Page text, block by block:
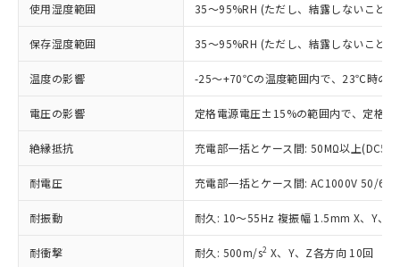
使用湿度範囲 35～95%RH (ただし、結露しないこと)
保存湿度範囲 35～95%RH (ただし、結露しないこと)
温度の影響 -25～+70℃の温度範囲内で、23℃時の
電圧の影響 定格電源電圧±15%の範囲内で、定格
絶縁抵抗 充電部一括とケース間: 50MΩ以上
耐電圧 充電部一括とケース間: AC1000V 50/
耐振動 耐久: 10～55Hz 複振幅 1.5mm X、Y、Z
耐衝撃 耐久: 500m/s2 X、Y、Z各方向 10回
以下の条件をお読みいただき、同意のうえ
ご利用ください。
本サービスは、当社制御機器事業取扱
商品の当社在庫状況および標準価格
(税抜)を提供させていただくもので
当社制御機器事業取扱商品の中には、
本サービスの対象外となる商品もある
ことをご了承ください。
在庫状況および標準価格照会結果は、
記載している更新日時点での社内デー
タに基づき作成されるものであり、閲
対応予定なし：EU RoHS指令（10物質）の
非含有に非対応の商品で、対応品を出す予
調査・確認中：EU RoHS指令（10物質）の
非含有の対応状況を調査中または確認中の
商品です。
非該当品：ライセンス料など無形物で、有
害物質有無と関係のない商品です。
仕入先様の事情により、非含有部品として
いたものが、含有品と判明した場合などや
むを得ず変更することがあります。
鉛(Pb) 1000ppm以下、 水銀(Hg) 1000ppm以下、 カド
※1 中国RoHS○×表
「○」：最大均質材料含有率が中国RoHSの
基準値以下であることを示します。
「×」：最大均質材料含有率が中国RoHSの
基準値を超えていることを示します。
「－」：未確認です。当社販売部門へお問
*中国RoHS10物質の基準値 (GB/T26572)：
当社は、これら貴社製品のうち、外国
為替および外国貿易法に定める商品
（以下｢規制貨物等」という）を輸出
または国外への提供する場合は、日本